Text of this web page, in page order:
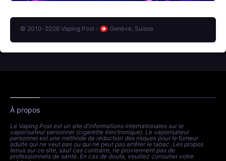
© 2010-2026 Vaping Post - Genève, Suisse
À propos
Le Vaping Post est un site d'informations internationales sur le
vaporisateur personnel (cigarette électronique). Le vaporisateur
personnel est une méthode de réduction des risques pour le fumeur
adulte qui ne veut pas ou qui ne peut pas arrêter le tabac. Les propos
tenus sur ce site, sauf cas contraire, ne proviennent pas de
professionnels de santé. En cas de doute, veuillez consulter votre